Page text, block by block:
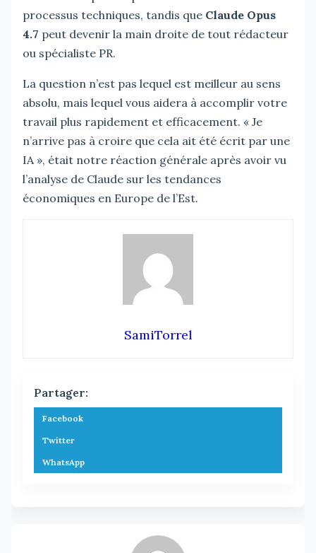
processus techniques, tandis que Claude Opus
4.7 peut devenir la main droite de tout rédacteur
ou spécialiste PR.
La question n’est pas lequel est meilleur au sens
absolu, mais lequel vous aidera à accomplir votre
travail plus rapidement et efficacement. « Je
n’arrive pas à croire que cela ait été écrit par une
IA », était notre réaction générale après avoir vu
l’analyse de Claude sur les tendances
économiques en Europe de l’Est.
SamiTorrel
Partager:
Facebook
Twitter
WhatsApp